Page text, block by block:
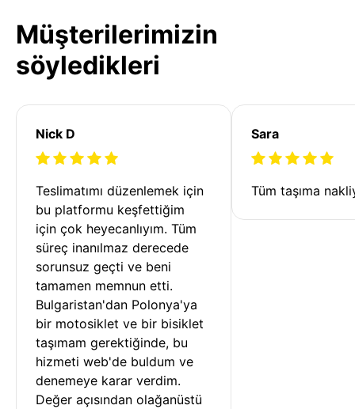
Müşterilerimizin
söyledikleri
Nick D
Teslimatımı düzenlemek için
bu platformu keşfettiğim
için çok heyecanlıyım. Tüm
süreç inanılmaz derecede
sorunsuz geçti ve beni
tamamen memnun etti.
Bulgaristan'dan Polonya'ya
bir motosiklet ve bir bisiklet
taşımam gerektiğinde, bu
hizmeti web'de buldum ve
denemeye karar verdim.
Değer açısından olağanüstü
Sara
Tüm taşıma